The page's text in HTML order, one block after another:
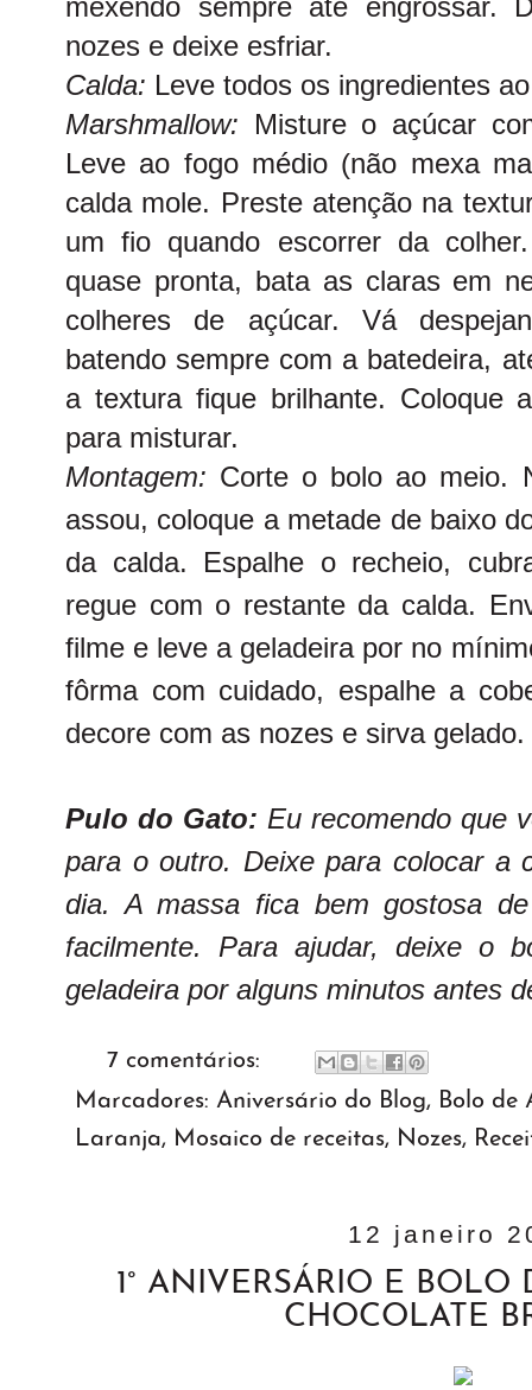
mexendo sempre até engrossar.
nozes e deixe esfriar.
Calda: Leve todos os ingredientes
Marshmallow: Misture o açúcar
Leve ao fogo médio (não mexa
calda mole. Preste atenção na
um fio quando escorrer da
quase pronta, bata as claras em
colheres de açúcar. Vá
batendo sempre com a batedeira,
a textura fique brilhante. Coloque
para misturar.
Montagem: Corte o bolo ao meio.
assou, coloque a metade de baixo
da calda. Espalhe o recheio,
regue com o restante da calda.
filme e leve a geladeira por no
fôrma com cuidado, espalhe a
decore com as nozes e sirva gelado.
Pulo do Gato: Eu recomendo que
para o outro. Deixe para colocar a
dia. A massa fica bem gostosa
facilmente. Para ajudar, deixe o
geladeira por alguns minutos antes
7 comentários:
Marcadores: Aniversário do Blog, Bolo de
Laranja, Mosaico de receitas, Nozes,
12 janeiro
1° ANIVERSÁRIO E BOLO
CHOCOLATE